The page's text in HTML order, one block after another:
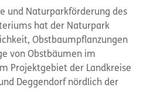
und Naturparkförderung des
hat der Naturpark
Obstbaumpflanzungen
von Obstbäumen im
Projektgebiet der Landkreise
Deggendorf nördlich der